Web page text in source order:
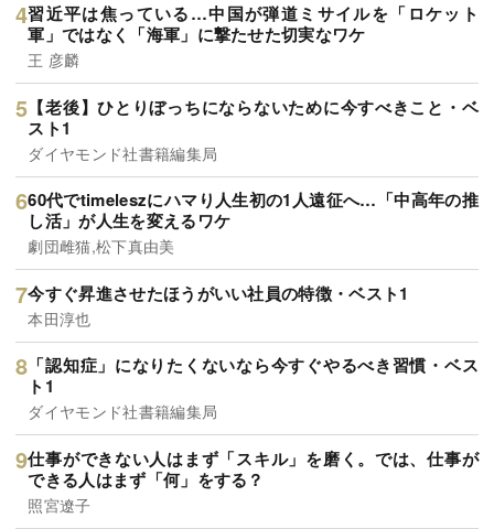
習近平は焦っている…中国が弾道ミサイルを「ロケット
軍」ではなく「海軍」に撃たせた切実なワケ
王 彦麟
【老後】ひとりぼっちにならないために今すべきこと・ベ
スト1
ダイヤモンド社書籍編集局
60代でtimeleszにハマり人生初の1人遠征へ…「中高年の推
し活」が人生を変えるワケ
劇団雌猫,松下真由美
今すぐ昇進させたほうがいい社員の特徴・ベスト1
本田淳也
「認知症」になりたくないなら今すぐやるべき習慣・ベス
ト1
ダイヤモンド社書籍編集局
仕事ができない人はまず「スキル」を磨く。では、仕事が
できる人はまず「何」をする？
照宮遼子